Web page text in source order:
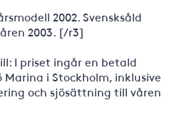
2002. Svensksåld
2003. [/r3]
I priset ingår en betald
i Stockholm, inklusive
och sjösättning till våren